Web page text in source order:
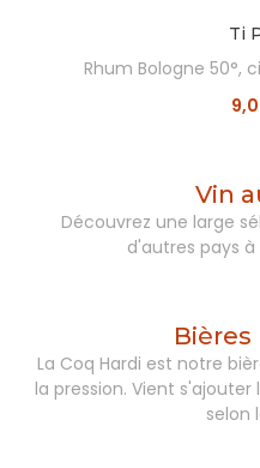
Ti
Rhum Bologne 50°,
Vin
Découvrez une large
d'autres pays
Bières
La Coq Hardi est notre
la pression. Vient
selon